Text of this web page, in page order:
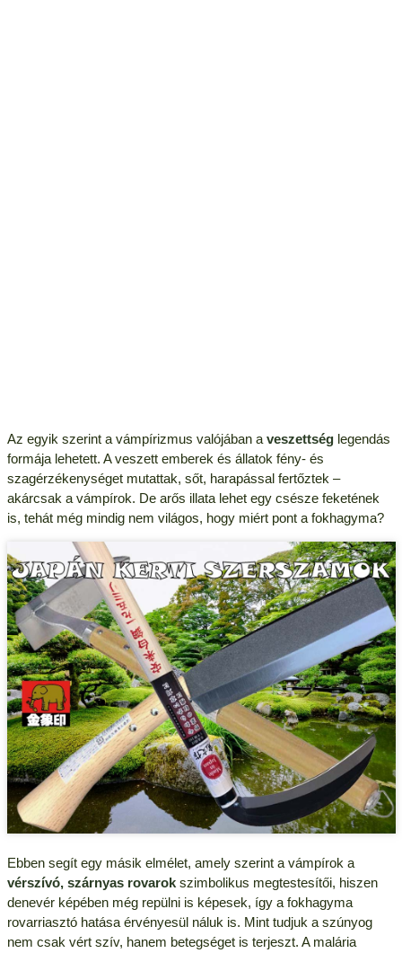
Az egyik szerint a vámpírizmus valójában a veszettséglegendás
formája lehetett. A veszett emberek és állatok fény- és
szagérzékenységet mutattak, sőt, harapással fertőztek –
akárcsak a vámpírok. De arős illata lehet egy csésze feketének
is, tehát még mindig nem világos, hogy miért pont a fokhagyma?
Ebben segít egy másik elmélet, amely szerint a vámpírok a
vérszívó, szárnyas rovarokszimbolikus megtestesítői, hiszen
denevér képében még repülni is képesek, így a fokhagyma
rovarriasztó hatása érvényesül náluk is. Mint tudjuk a szúnyog
nem csak vért szív, hanem betegséget is terjeszt. A malária